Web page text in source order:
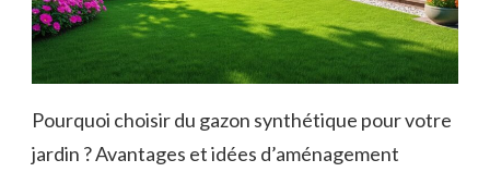
Pourquoi choisir du gazon synthétique pour votre
jardin ? Avantages et idées d’aménagement